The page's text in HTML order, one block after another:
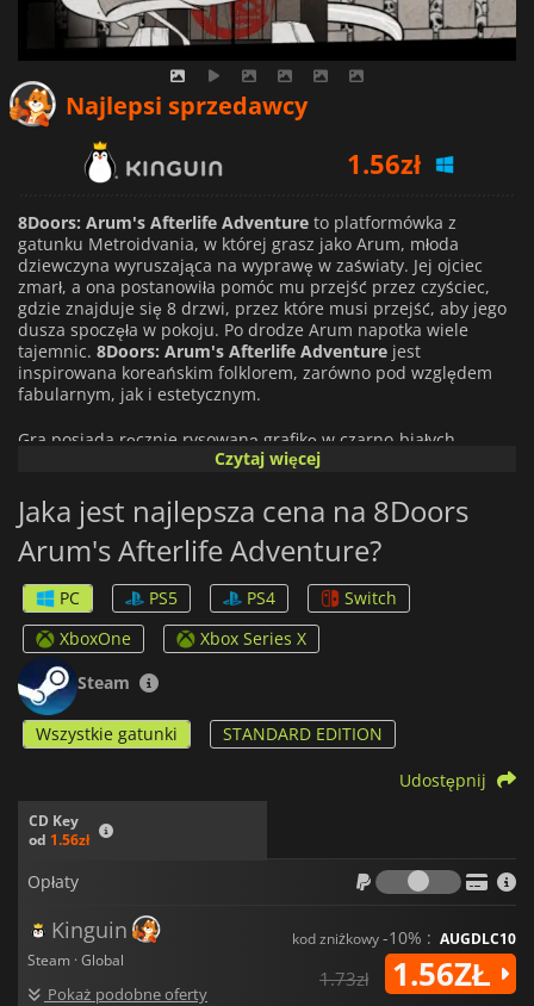
Najlepsi sprzedawcy
3.40zł
5.12zł
8Doors: Arum's Afterlife Adventure to platformówka z
gatunku Metroidvania, w której grasz jako Arum, młoda
dziewczyna wyruszająca na wyprawę w zaświaty. Jej ojciec
zmarł, a ona postanowiła pomóc mu przejść przez czyściec,
gdzie znajduje się 8 drzwi, przez które musi przejść, aby jego
dusza spoczęła w pokoju. Po drodze Arum napotka wiele
tajemnic. 8Doors: Arum's Afterlife Adventure jest
inspirowana koreańskim folklorem, zarówno pod względem
fabularnym, jak i estetycznym.
Gra posiada ręcznie rysowaną grafikę w czarno-białych
odcieniach z domieszką czerwieni. Zabierze Cię przez 8
niebezpieczne i zawierają 36 różnych typów wrogów oraz 21
unikalnych bossów. Arum będzie miał do dyspozycji 7 różnych
rodzajów broni, aby ich pokonać.
8Doors: Arum's Afterlife Adventurezabierze Cię w
porywającą przygodę. Na co czekasz, czas uratować duszę
swojego ojca!
Czytaj więcej
Jaka jest najlepsza cena na 8Doors
Arum's Afterlife Adventure?
PC PS5 PS4
Switch
XboxOne
Xbox Series X
Steam
Wszystkie gatunki STANDARD EDITION
CD Key
od 1.56zł
Udostępnij
Opłaty
Opłaty
Kinguin
Steam · Global
Pokaż podobne oferty
kod zniżkowy-10% : AUGDLC10
1.73zł 1.56ZŁ